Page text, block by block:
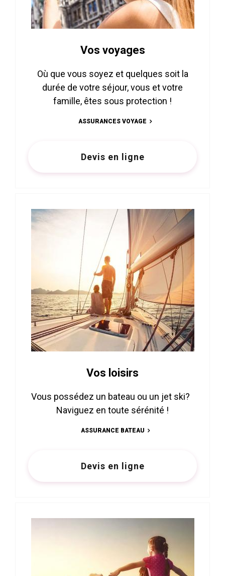
Vos voyages
Où que vous soyez et quelques soit la
durée de votre séjour, vous et votre
famille, êtes sous protection !
ASSURANCES VOYAGE
Devis en ligne
Vos loisirs
Vous possédez un bateau ou un jet ski?
Naviguez en toute sérénité !
ASSURANCE BATEAU
Devis en ligne